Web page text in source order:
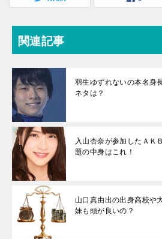
関連記事
羽生ゆずれないの本名身
ネタは？
入山杏奈が参加したＡＫ
題の中身はこれ！
山口真由出の出身高校や
妹も頭が良いの？